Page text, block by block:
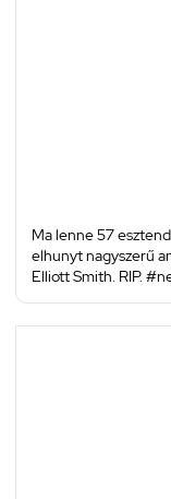
Ma lenne 57
elhunyt nagyszerű
Elliott Smith. RIP.